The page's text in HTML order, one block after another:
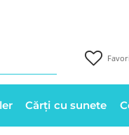
Cărți cu sunete